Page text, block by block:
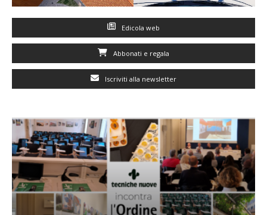
Edicola web
Abbonati e regala
Iscriviti alla newsletter